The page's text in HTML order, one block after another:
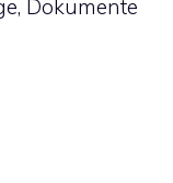
Dokumente